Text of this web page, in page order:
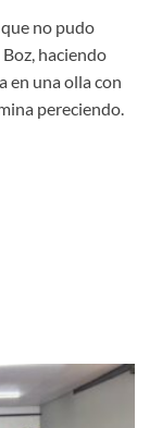
no pudo
haciendo
en una olla con
pereciendo.